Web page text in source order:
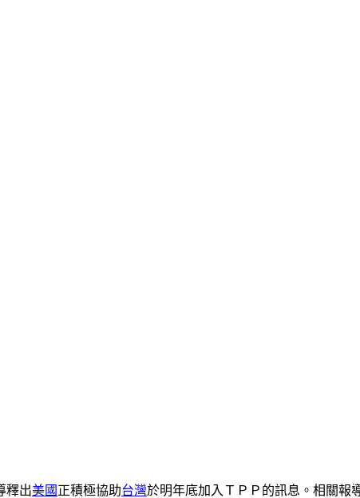
釋出美國 正積極協助台灣於明年底加入ＴＰＰ的訊息。相關報